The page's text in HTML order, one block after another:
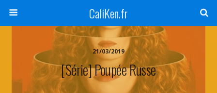
CaliKen.fr
21/03/2019
[Série] Poupée Russe